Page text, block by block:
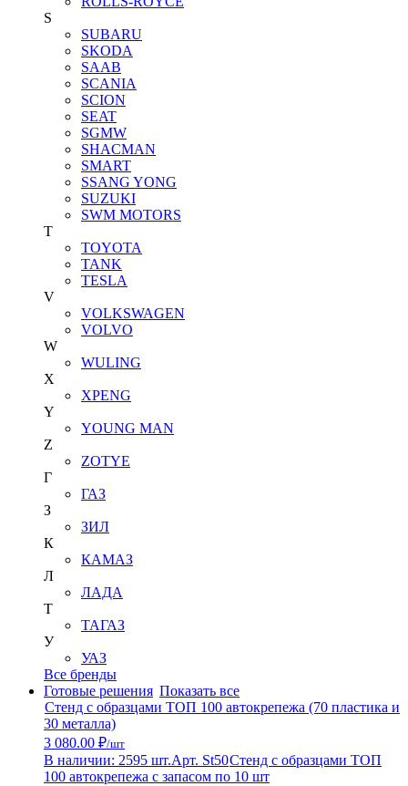
S
SUBARU
SKODA
SAAB
SCANIA
SCION
SEAT
SGMW
SHACMAN
SMART
SSANG YONG
SUZUKI
SWM MOTORS
T
TOYOTA
TANK
TESLA
V
VOLKSWAGEN
VOLVO
W
WULING
X
XPENG
Y
YOUNG MAN
Z
ZOTYE
Г
ГАЗ
З
ЗИЛ
К
КАМАЗ
Л
ЛАДА
Т
ТАГАЗ
У
УАЗ
Все бренды
Готовые решения Показать все
Стенд с образцами ТОП 100 автокрепежа (70 пластика и
30 металла)
3 080.00 ₽/шт
В наличии: 2595 шт.Арт. St50Стенд с образцами ТОП
100 автокрепежа с запасом по 10 шт